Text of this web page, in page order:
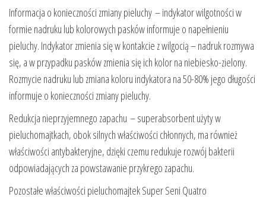
Informacja o konieczności zmiany pieluchy – indykator wilgotności w
formie nadruku lub kolorowych pasków informuje o napełnieniu
pieluchy. Indykator zmienia się w kontakcie z wilgocią – nadruk rozmywa
się, a w przypadku pasków zmienia się ich kolor na niebiesko-zielony.
Rozmycie nadruku lub zmiana koloru indykatora na 50-80% jego długości
informuje o konieczności zmiany pieluchy.
Redukcja nieprzyjemnego zapachu – superabsorbent użyty w
pieluchomajtkach, obok silnych właściwości chłonnych, ma również
właściwości antybakteryjne, dzięki czemu redukuje rozwój bakterii
odpowiadających za powstawanie przykrego zapachu.
Pozostałe właściwości pieluchomajtek Super Seni Quatro